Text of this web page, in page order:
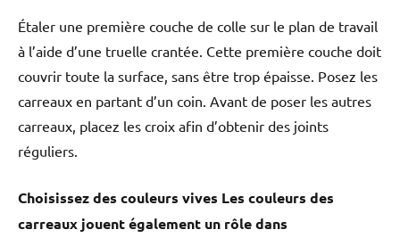
Étaler une première couche de colle sur le plan de travail
à l’aide d’une truelle crantée. Cette première couche doit
couvrir toute la surface, sans être trop épaisse. Posez les
carreaux en partant d’un coin. Avant de poser les autres
carreaux, placez les croix afin d’obtenir des joints
réguliers.
Choisissez des couleurs vives Les couleurs des
carreaux jouent également un rôle dans